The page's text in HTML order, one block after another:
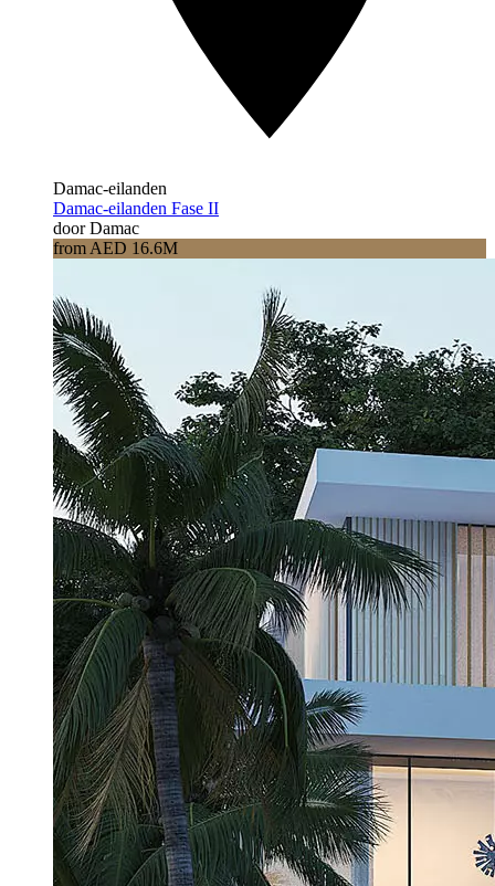
Damac-eilanden
Damac-eilanden Fase II
door Damac
from AED 16.6M